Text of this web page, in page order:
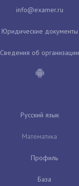
Юридические документы
Сведения об организации
Русский язык
Математика
Профиль
База